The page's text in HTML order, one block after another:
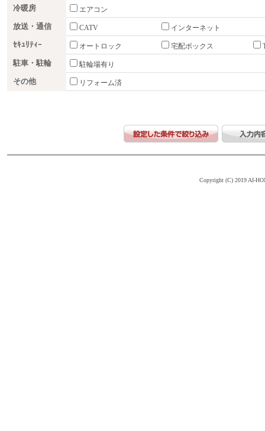
冷暖房 エアコン
放送・通信 CATV インターネット
ｾｷｭﾘﾃｨｰ オートロック 宅配ボックス
駐車・駐輪 駐輪場有り
その他 リフォーム済
Copyright (C) 2019 AI-